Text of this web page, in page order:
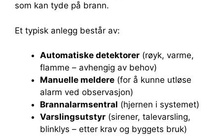
som kan tyde på brann.
Et typisk anlegg består av:
Automatiske detektorer (røyk, varme,
flamme – avhengig av behov)
Manuelle meldere (for å kunne utløse
alarm ved observasjon)
Brannalarmsentral (hjernen i systemet)
Varslingsutstyr (sirener, talevarsling,
blinklys – etter krav og byggets bruk)